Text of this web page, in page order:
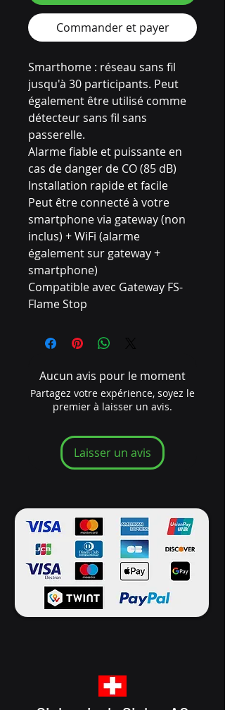
Commander et payer
Smarthome : réseau sans fil
jusqu'à 30 participants. Peut
également être utilisé comme
détecteur sans fil sans
passerelle.
Alarme fiable et puissante en
cas de danger de CO (85 dB)
Installation rapide et facile
Peut être connecté à votre
smartphone via gateway (non
inclus) + WiFi (alarme
également sur gateway +
smartphone)
Compatible avec Gateway FS-
Flame Stop
Bouton pour vérifier/arrêter le
Norme EN 50291-1
existe dans les locaux fermés
où les appareils fonctionnent
au bois, au charbon, au fioul ou
au gaz. Par exemple, si les
systèmes de chauffage sont
défectueux ou mal entretenus,
ou si un système d'évacuation
peut pénétrer dans l'air
ambiant. Cela devient alors
Aucun avis pour le moment
Partagez votre expérience, soyez le
premier à laisser un avis.
Laisser un avis